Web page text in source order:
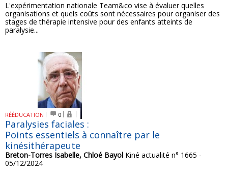
L'expérimentation nationale Team&co vise à évaluer quelles
organisations et quels coûts sont nécessaires pour organiser des
stages de thérapie intensive pour des enfants atteints de
paralysie...
RÉÉDUCATION 0
Paralysies faciales :
Points essentiels à connaître par le
kinésithérapeute
Breton-Torres Isabelle, Chloé Bayol Kiné actualité n° 1665 -
05/12/2024